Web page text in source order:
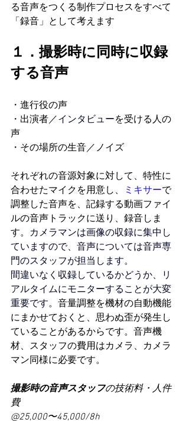
る音声をつくる制作プロセスをすべて
「録音」として考えます
１．撮影時に同時に収録
する音声
・進行役の声
・出演者／インタビューを受ける人の
声
・その場所の生音／ノイズ
それぞれの音源対象に対して、特性に
合わせたマイクを用意し、
ミキサーで
調整した音声を、記録する動画ファイ
ルの音声トラックに送り、録音しま
す。 カメラマンは画像の収録に集中し
ていますので、音声については音声専
門のスタッフが担当します。
間違いなく収録しているかどうか、リ
アルタイムにモニターすることが大変
重要です。音量調整を機材の自動機能
にまかせておくと、思わぬ歪が発生し
ていることがあるからです。音声機
材、スタッフの費用はカメラ、カメラ
マン同様に必要です。
撮影時の音声スタッフの技術料・人件
費
@25,000〜45,000/8h